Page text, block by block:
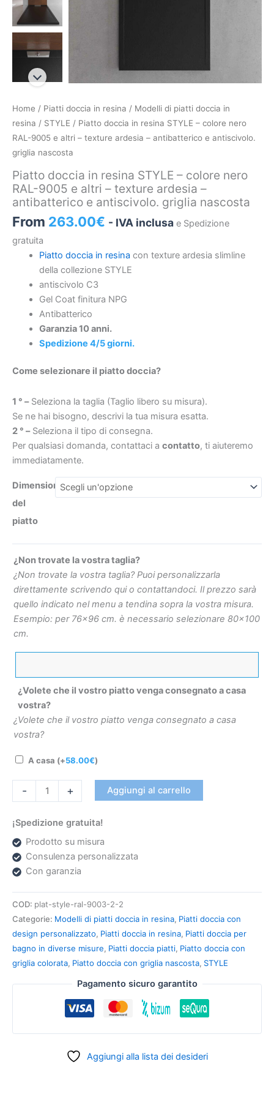
Home / Piatti doccia in resina / Modelli di piatti doccia in
resina / STYLE / Piatto doccia in resina STYLE – colore nero
RAL-9005 e altri – texture ardesia – antibatterico e antiscivolo.
griglia nascosta
Piatto doccia in resina STYLE – colore nero
RAL-9005 e altri – texture ardesia –
antibatterico e antiscivolo. griglia nascosta
From 263.00€ - IVA inclusa e Spedizione
gratuita
Piatto doccia in resina con texture ardesia slimline
della collezione STYLE
antiscivolo C3
Gel Coat finitura NPG
Antibatterico
Garanzia 10 anni.
Spedizione 4/5 giorni.
Come selezionare il piatto doccia?
1 ° –Seleziona la taglia (Taglio libero su misura).
Se ne hai bisogno, descrivi la tua misura esatta.
2 ° –Seleziona il tipo di consegna.
Per qualsiasi domanda, contattaci a contatto, ti aiuteremo
immediatamente.
Dimensioni
del
piatto
¿Non trovate la vostra taglia?
¿Non trovate la vostra taglia? Puoi personalizzarla
direttamente scrivendo qui o contattandoci. Il prezzo sarà
quello indicato nel menu a tendina sopra la vostra misura.
Esempio: per 76×96 cm. è necessario selezionare 80×100
cm.
¿Volete che il vostro piatto venga consegnato a casa
vostra?
¿Volete che il vostro piatto venga consegnato a casa
vostra?
A casa (+58.00€)
-
Piatto
doccia
in
resina
–
colore
nero
RAL-
9005
texture
ardesia
antibatterico
antiscivolo.
nascosta
quantità
+ Aggiungi al carrello
¡Spedizione gratuita!
Prodotto su misura
Consulenza personalizzata
Con garanzia
COD: plat-style-ral-9003-2-2
Categorie: Modelli di piatti doccia in resina, Piatti doccia con
design personalizzato, Piatti doccia in resina, Piatti doccia per
bagno in diverse misure, Piatti doccia piatti, Piatto doccia con
griglia colorata, Piatto doccia con griglia nascosta, STYLE
Pagamento sicuro garantito
Aggiungi alla lista dei desideri